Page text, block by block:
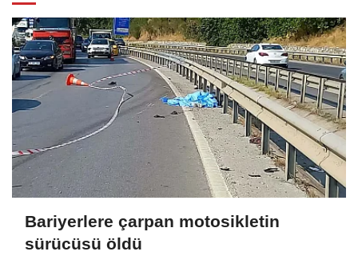
Bariyerlere çarpan motosikletin
sürücüsü öldü